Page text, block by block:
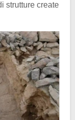
strutture create